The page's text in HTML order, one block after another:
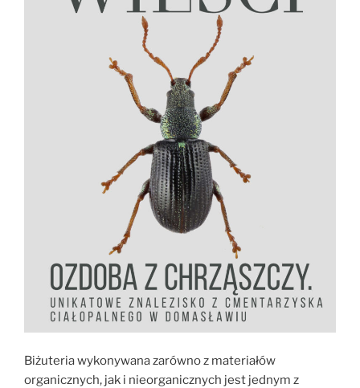
Biżuteria wykonywana zarówno z materiałów
organicznych, jak i nieorganicznych jest jednym z